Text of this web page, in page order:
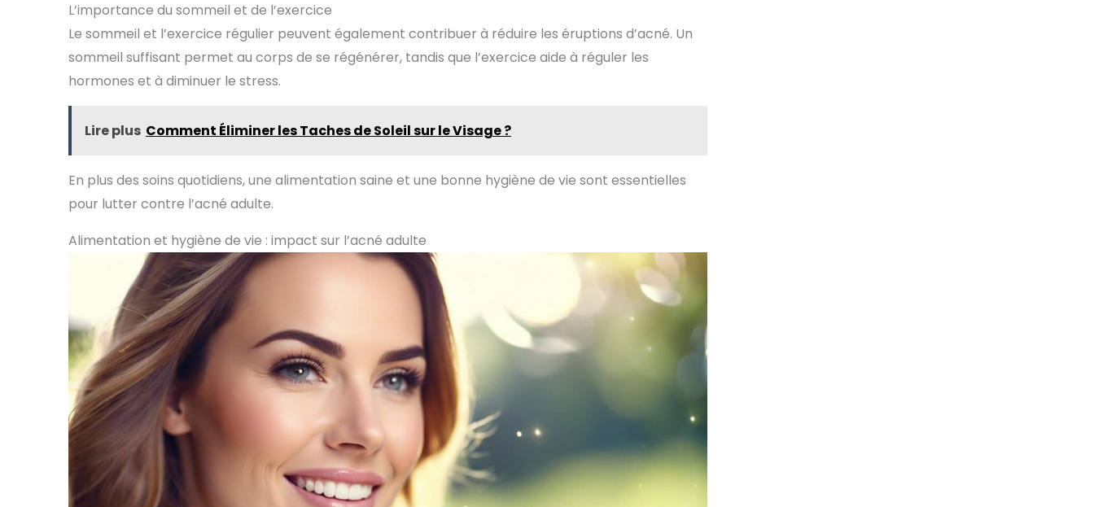
L’importance du sommeil et de l’exercice
Le sommeil et l’exercice régulier peuvent également contribuer à réduire les éruptions d’acné. Un
sommeil suffisant permet au corps de se régénérer, tandis que l’exercice aide à réguler les
hormones et à diminuer le stress.
Lire plus Comment Éliminer les Taches de Soleil sur le Visage ?
En plus des soins quotidiens, une alimentation saine et une bonne hygiène de vie sont essentielles
pour lutter contre l’acné adulte.
Alimentation et hygiène de vie : impact sur l’acné adulte